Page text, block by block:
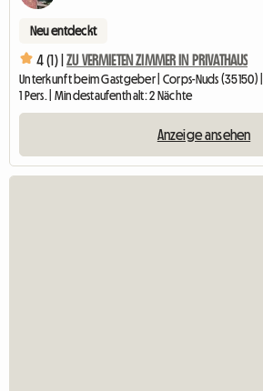
Neu entdeckt
4 (1) | ZU VERMIETEN ZIMMER IN PRIVATHAUS
Unterkunft beim Gastgeber | Corps-Nuds (35150) |
1 Pers. | Mindestaufenthalt: 2 Nächte
Anzeige ansehen